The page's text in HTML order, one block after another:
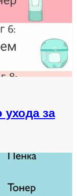
ухода за